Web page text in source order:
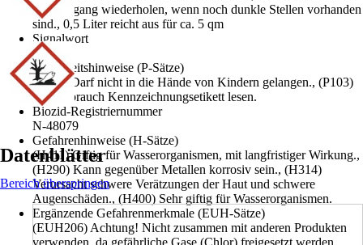
den Vorgang wiederholen, wenn noch dunkle Stellen vorhanden
sind., 0,5 Liter reicht aus für ca. 5 qm
Signalwort
Gefahr
Sicherheitshinweise (P-Sätze)
(P102) Darf nicht in die Hände von Kindern gelangen., (P103)
Vor Gebrauch Kennzeichnungsetikett lesen.
Biozid-Registriernummer
N-48079
Gefahrenhinweise (H-Sätze)
(H411) Giftig für Wasserorganismen, mit langfristiger Wirkung.,
(H290) Kann gegenüber Metallen korrosiv sein., (H314)
Verursacht schwere Verätzungen der Haut und schwere
Augenschäden., (H400) Sehr giftig für Wasserorganismen.
Ergänzende Gefahrenmerkmale (EUH-Sätze)
(EUH206) Achtung! Nicht zusammen mit anderen Produkten
verwenden, da gefährliche Gase (Chlor) freigesetzt werden
Datenblätter
Bereich überspringen